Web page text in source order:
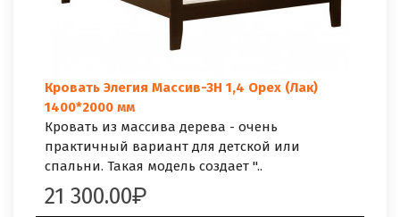
Кровать Элегия Массив-3Н 1,4 Орех (Лак)
1400*2000 мм
Кровать из массива дерева - очень
практичный вариант для детской или
спальни. Такая модель создает "..
21 300.00